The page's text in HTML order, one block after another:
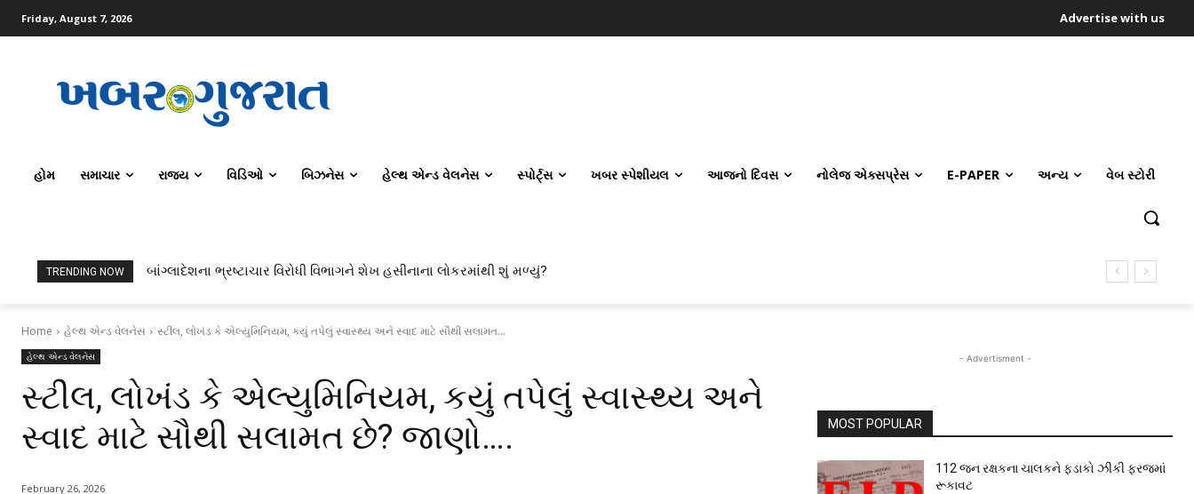
Friday, August 7, 2026 Advertise with us
હોમ સમાચાર રાજ્ય વિડિઓ બિઝનેસ હેલ્થ એન્ડ વેલનેસ સ્પોર્ટ્સ ખબર સ્પેશીયલ આજનો દિવસ નોલેજ એક્સપ્રેસ E-PAPER અન્ય વેબ સ્ટોરી
TRENDING NOW બાંગ્લાદેશના ભ્રષ્ટાચાર વિરોધી વિભાગને શેખ હસીનાના લોકરમાંથી શું મળ્યું?
Home હેલ્થ એન્ડ વેલનેસ સ્ટીલ, લોખંડ કે એલ્યુમિનિયમ, કયું તપેલું સ્વાસ્થ્ય અને સ્વાદ માટે સૌથી સલામત...
હેલ્થ એન્ડ વેલનેસ
સ્ટીલ, લોખંડ કે એલ્યુમિનિયમ, કયું તપેલું સ્વાસ્થ્ય અને
સ્વાદ માટે સૌથી સલામત છે? જાણો….
February 26, 2026
- Advertisment -
MOST POPULAR
112 જન રક્ષકના ચાલકને ફડાકો ઝીંકી ફરજમાં
રૂકાવટ